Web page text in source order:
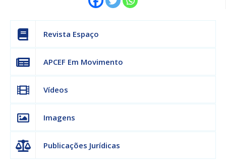
Revista Espaço
APCEF Em Movimento
Vídeos
Imagens
Publicações Jurídicas